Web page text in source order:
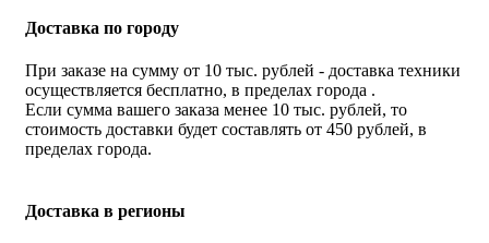
Доставка по городу
При заказе на сумму от 10 тыс. рублей - доставка техники
осуществляется бесплатно, в пределах города .
Если сумма вашего заказа менее 10 тыс. рублей, то
стоимость доставки будет составлять от 450 рублей, в
пределах города.
Доставка в регионы